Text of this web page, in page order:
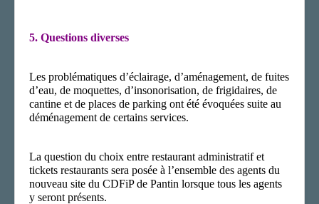
5. Questions diverses
Les problématiques d’éclairage, d’aménagement, de fuites
d’eau, de moquettes, d’insonorisation, de frigidaires, de
cantine et de places de parking ont été évoquées suite au
déménagement de certains services.
La question du choix entre restaurant administratif et
tickets restaurants sera posée à l’ensemble des agents du
nouveau site du CDFiP de Pantin lorsque tous les agents
y seront présents.